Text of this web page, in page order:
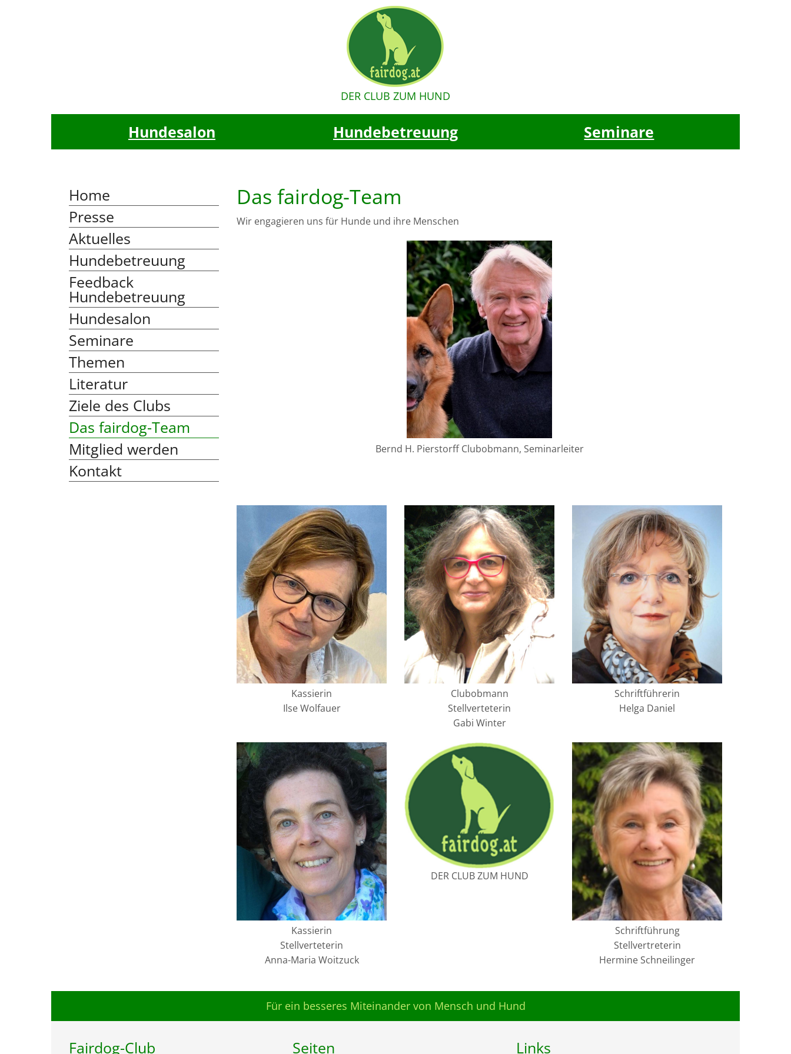
DER CLUB ZUM HUND
Hundesalon Hundebetreuung Seminare
Home
Presse
Aktuelles
Hundebetreuung
Feedback
Hundebetreuung
Hundesalon
Seminare
Themen
Literatur
Ziele des Clubs
Das fairdog-Team
Mitglied werden
Kontakt
Das fairdog-Team
Wir engagieren uns für Hunde und ihre Menschen
Bernd H. Pierstorff Clubobmann, Seminarleiter
Kassierin
Ilse Wolfauer
Clubobmann
Stellverteterin
Gabi Winter
Schriftführerin
Helga Daniel
Kassierin
Stellverteterin
Anna-Maria Woitzuck
DER CLUB ZUM HUND
Schriftführung
Stellvertreterin
Hermine Schneilinger
Für ein besseres Miteinander von Mensch und Hund
Fairdog-Club Seiten Links